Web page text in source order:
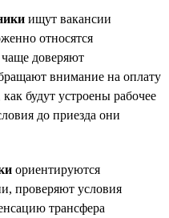
ищут вакансии
относятся
доверяют
внимание на оплату
будут устроены рабочее
до приезда они
ориентируются
проверяют условия
трансфера